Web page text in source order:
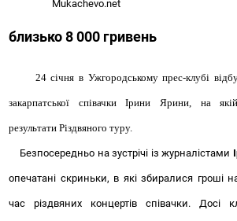
Mukachevo.net
близько 8 000 гривень
24 січня в Ужгородському прес-клубі
закарпатської співачки Ірини Ярини, на
результати Різдвяного туру.
Безпосередньо на зустрічі із журналістами
опечатані скриньки, в які збиралися гроші на
час різдвяних концертів співачки. Досі